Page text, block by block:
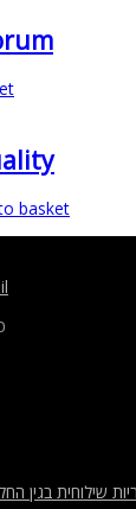
basket
שילוחית בגין